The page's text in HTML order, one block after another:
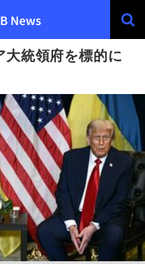
統領府を標的に